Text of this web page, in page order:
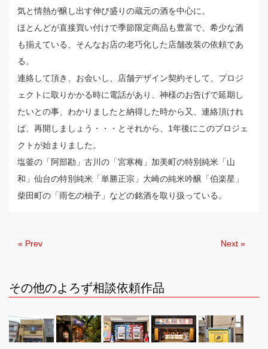
気と情熱が醸し出す伸び盛りの蔵元の酒を中心に。
ほとんどが直接買い付けで季節限定商品も豊富で、希少な酒
も揃えている、そんなお店の老巧化した店舗改装の依頼であ
る。
連絡して頂き、お会いし、店舗デザイン契約そして、プロジ
ェクトに取りかかる時に電話があり、神様のお告げで延期し
たいとの事、わかりましたと納得した時から又、連絡頂けれ
ば、再開しましょう・・・とそれから、1年後にこのプロジェ
クトが始まりました。
塩釜の「阿部勘」古川の「宮寒梅」加美町の特別純米「山
和」仙台の特別純米「単勝正宗」大崎の純米吟醸「伯楽星」
柴田町の「雨乞の柚子」などの銘酒を取り扱っている。
« Prev Next »
その他のよろず相談依頼作品